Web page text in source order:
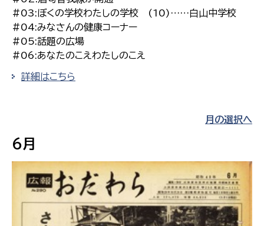
#03:ぼくの学校わたしの学校 (10)……白山中学校
#04:みなさんの健康コーナー
#05:話題の広場
#06:あなたのこえわたしのこえ
詳細はこちら
月の選択へ
6月